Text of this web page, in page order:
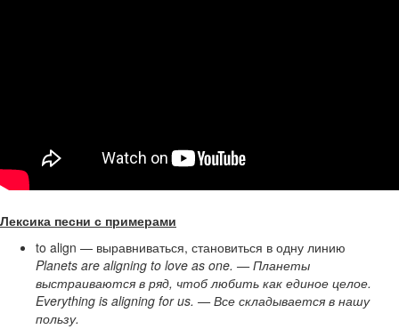
Лексика песни с примерами
to align — выравниваться, становиться в одну линию
Planets are aligning to love as one. — Планеты
выстраиваются в ряд, чтоб любить как единое целое.
Everything is aligning for us. — Все складывается в нашу
пользу.